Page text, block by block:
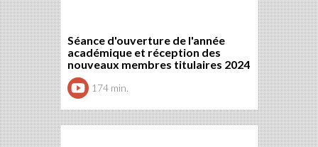
Séance d'ouverture de l'année
académique et réception des
nouveaux membres titulaires 2024
174 min.